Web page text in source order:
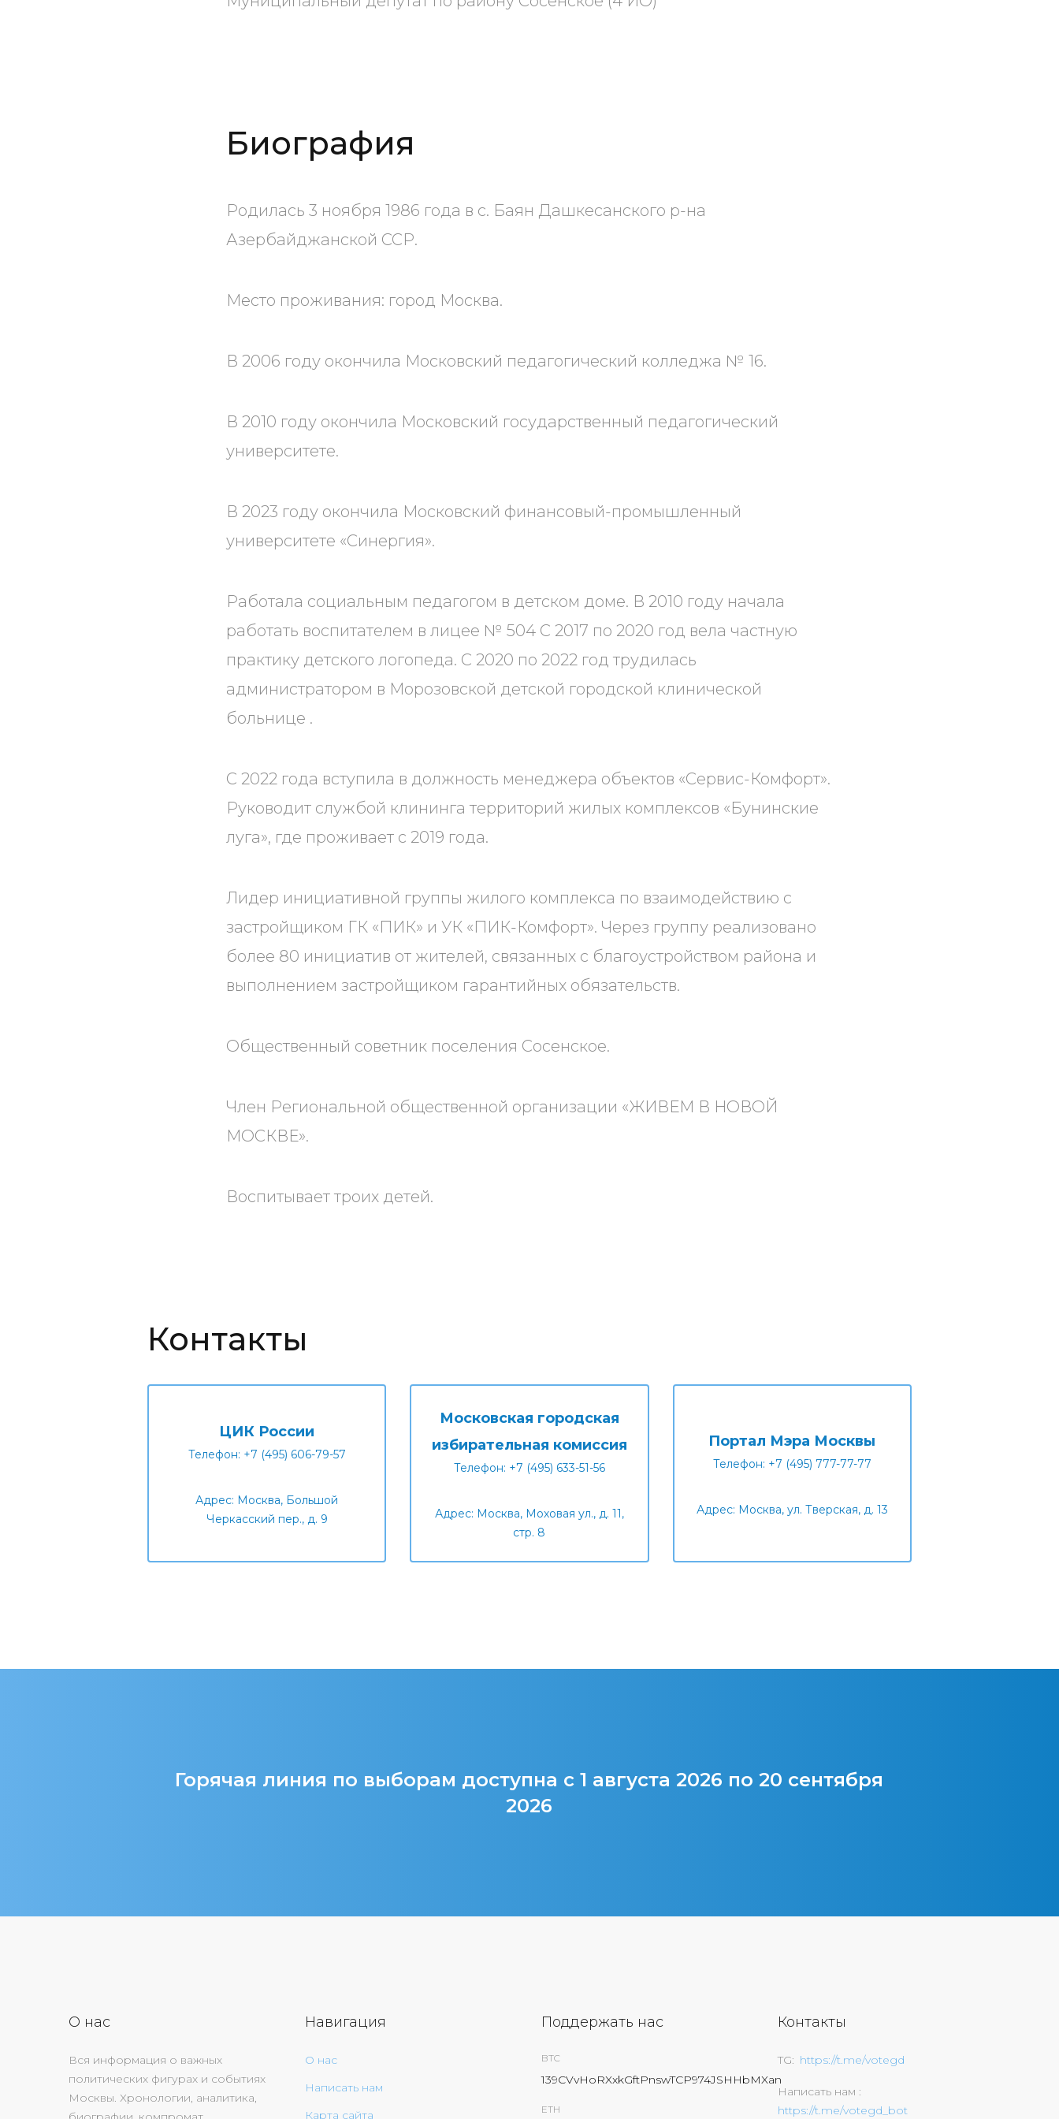
Биография
Родилась 3 ноября 1986 года в с. Баян Дашкесанского р-на
Азербайджанской ССР.
Место проживания: город Москва.
В 2006 году окончила Московский педагогический колледжа № 16.
В 2010 году окончила Московский государственный педагогический
университете.
В 2023 году окончила Московский финансовый-промышленный
университете «Синергия».
Работала социальным педагогом в детском доме. В 2010 году начала
работать воспитателем в лицее № 504 С 2017 по 2020 год вела частную
практику детского логопеда. С 2020 по 2022 год трудилась
администратором в Морозовской детской городской клинической
больнице .
С 2022 года вступила в должность менеджера объектов «Сервис-Комфорт».
Руководит службой клининга территорий жилых комплексов «Бунинские
луга», где проживает с 2019 года.
Лидер инициативной группы жилого комплекса по взаимодействию с
застройщиком ГК «ПИК» и УК «ПИК-Комфорт». Через группу реализовано
более 80 инициатив от жителей, связанных с благоустройством района и
выполнением застройщиком гарантийных обязательств.
Общественный советник поселения Сосенское.
Член Региональной общественной организации «ЖИВЕМ В НОВОЙ
МОСКВЕ».
Воспитывает троих детей.
Контакты
ЦИК России
Телефон: +7 (495) 606-79-57
Адрес: Москва, Большой
Черкасский пер., д. 9
Московская городская
избирательная комиссия
Телефон: +7 (495) 633-51-56
Адрес: Москва, Моховая ул., д. 11,
стр. 8
Портал Мэра Москвы
Телефон: +7 (495) 777-77-77
Адрес: Москва, ул. Тверская, д. 13
Горячая линия по выборам доступна с 1 августа 2026 по 20 сентября
2026
О нас
Вся информация о важных
политических фигурах и событиях
Москвы. Хронологии, аналитика,
Навигация
О нас
Написать нам
Карта сайта
Поддержать нас
BTC
139CVvHoRXxkGftPnswTCP974JSHHbMXan
ETH
Контакты
TG https://t.me/votegd
Написать нам
https://t.me/votegd_bot